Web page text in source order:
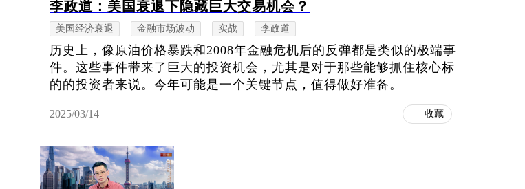
李政道：美国衰退下隐藏巨大交易机会？
美国经济衰退 金融市场波动 实战 李政道
历史上，像原油价格暴跌和2008年金融危机后的反弹都是类似的极端事
件。这些事件带来了巨大的投资机会，尤其是对于那些能够抓住核心标
的的投资者来说。今年可能是一个关键节点，值得做好准备。
2025/03/14 收藏